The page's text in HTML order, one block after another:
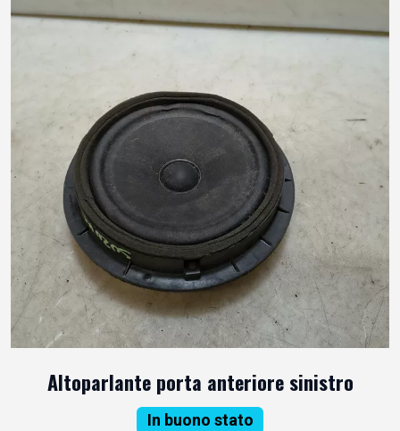
Altoparlante porta anteriore sinistro
In buono stato